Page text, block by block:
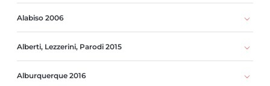
Alabiso 2006
Alberti, Lezzerini, Parodi 2015
Alburquerque 2016